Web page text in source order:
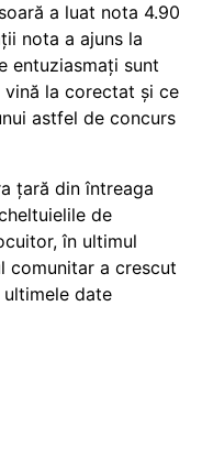
a luat nota 4.90
nota a ajuns la
entuziasmați sunt
la corectat și ce
astfel de concurs
țară din întreaga
de
în ultimul
comunitar a crescut
date